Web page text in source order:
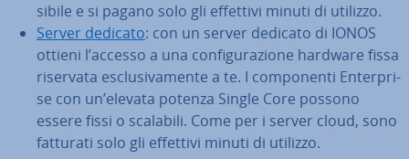
si­bi­le e si pagano solo gli effettivi minuti di utilizzo.
Server dedicato: con un server dedicato di IONOS
ottieni l’accesso a una con­fi­gu­ra­zio­ne hardware fissa
riservata esclu­si­va­men­te a te. I com­po­nen­ti En­ter­pri­
se con un’elevata potenza Single Core possono
essere fissi o scalabili. Come per i server cloud, sono
fatturati solo gli effettivi minuti di utilizzo.